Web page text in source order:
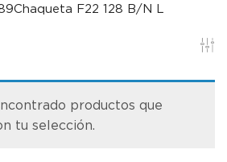
F22 128 B/N L
productos que
tu selección.